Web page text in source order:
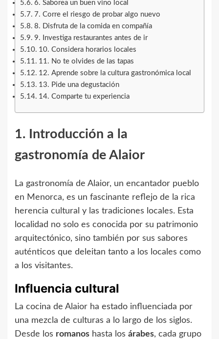
6. Saborea un buen vino local
7. Corre el riesgo de probar algo nuevo
8. Disfruta de la comida en compañía
9. Investiga restaurantes antes de ir
10. Considera horarios locales
11. No te olvides de las tapas
12. Aprende sobre la cultura gastronómica local
13. Pide una degustación
14. Comparte tu experiencia
1. Introducción a la
gastronomía de Alaior
La gastronomía de Alaior, un encantador pueblo
en Menorca, es un fascinante reflejo de la rica
herencia cultural y las tradiciones locales. Esta
localidad no solo es conocida por su patrimonio
arquitectónico, sino también por sus sabores
auténticos que deleitan tanto a los locales como
a los visitantes.
Influencia cultural
La cocina de Alaior ha estado influenciada por
una mezcla de culturas a lo largo de los siglos.
Desde los romanos hasta los árabes, cada grupo